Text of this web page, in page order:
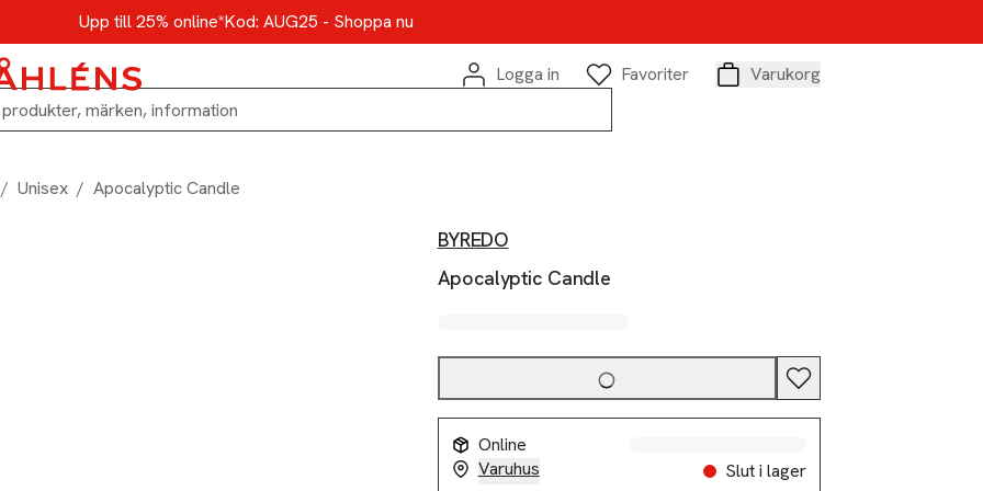
Upp till 25% online*Kod: AUG25 - Shoppa nu
Logga in
Favoriter
Varukorg
/ Unisex / Apocalyptic Candle
BYREDO
Apocalyptic Candle
Online
Varuhus
Slut i lager